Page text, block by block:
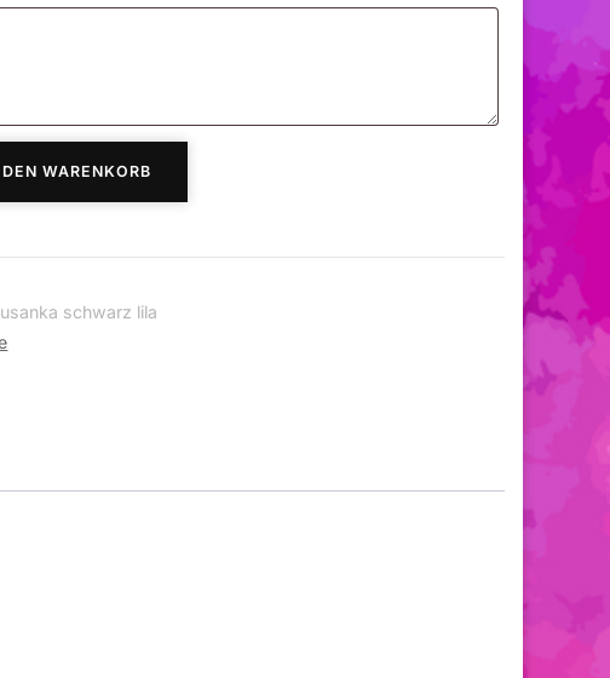
WARENKORB
schwarz lila